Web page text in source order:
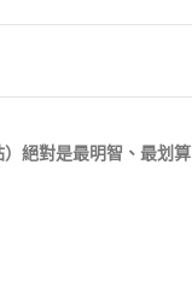
絕對是最明智、最划算